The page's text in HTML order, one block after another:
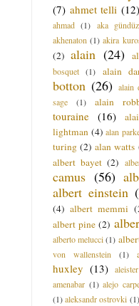
(7) ahmet telli (12)
ahmad (1) aka gündüz
akhenaton (1) akira
(2) alain (24)
bosquet (1) alain
botton (26) alain
sage
(1) alain
touraine (16)
lightman (4) alan
turing (2) alan watts
albert bayet (2)
camus (56)
albert einstein
(4) albert memmi
albert pine (2)
alberto melucci (1)
von wallenstein
(1)
huxley (13)
amenabar (1) alejo
(1) aleksandr ostrovki (1)